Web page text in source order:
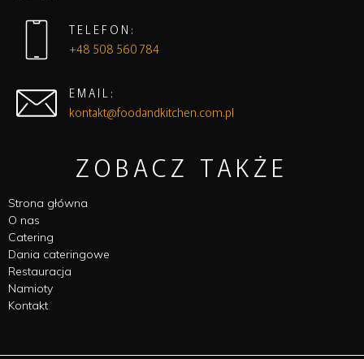
TELEFON:
+48 508 560 784
EMAIL:
kontakt@foodandkitchen.com.pl
ZOBACZ TAKŻE
Strona główna
O nas
Catering
Dania cateringowe
Restauracja
Namioty
Kontakt